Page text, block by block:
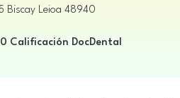
Biscay Leioa 48940
Calificación DocDental